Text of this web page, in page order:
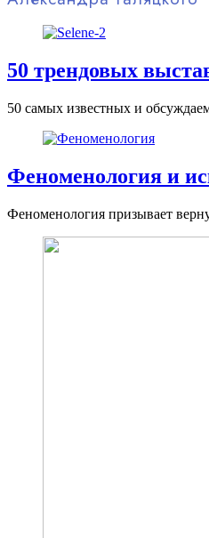
50 трендовых
50 самых известных и
Феноменология и
Феноменология призывает